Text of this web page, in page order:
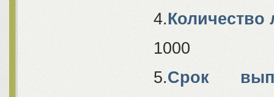
4.Количество
1000
5.Срок